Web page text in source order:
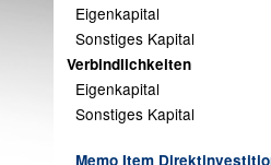
Eigenkapital
Sonstiges Kapital
Verbindlichkeiten
Eigenkapital
Sonstiges Kapital
Memo Item